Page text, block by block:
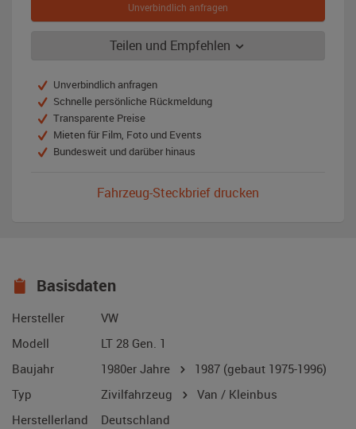
Unverbindlich anfragen
Teilen und Empfehlen
Unverbindlich anfragen
Schnelle persönliche Rückmeldung
Transparente Preise
Mieten für Film, Foto und Events
Bundesweit und darüber hinaus
Fahrzeug-Steckbrief drucken
Basisdaten
Hersteller
VW
Modell
LT 28 Gen. 1
Baujahr
1980er Jahre 1987 (gebaut 1975-1996)
Typ
Zivilfahrzeug
Van / Kleinbus
Herstellerland
Deutschland